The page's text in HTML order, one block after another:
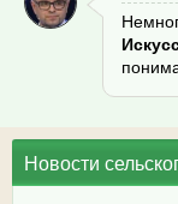
Новости